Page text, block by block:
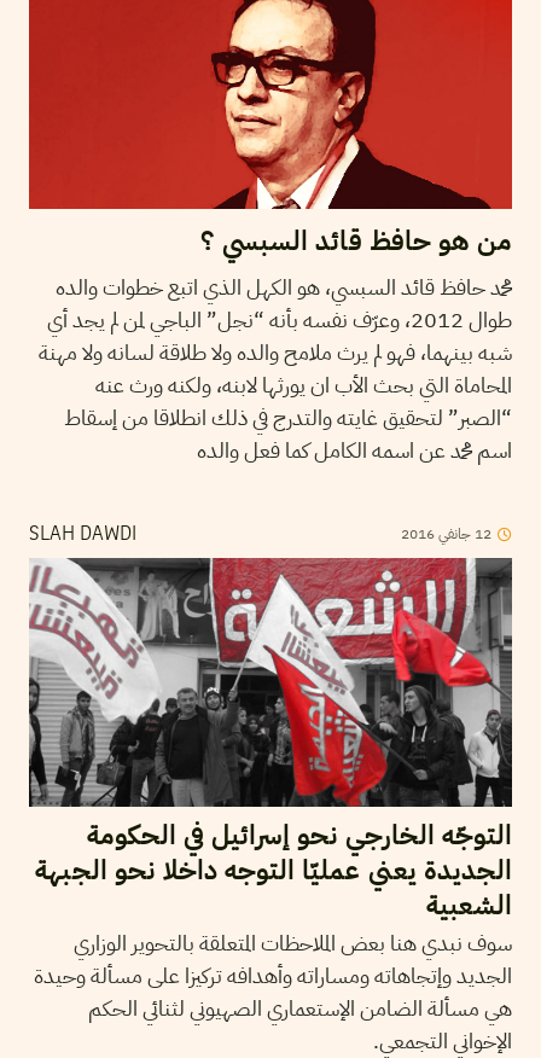
من هو حافظ قائد السبسي ؟
محمد حافظ قائد السبسي، هو الكهل الذي اتبع خطوات والده
طوال 2012، وعرّف نفسه بأنه “نجل” الباجي لمن لم يجد أي
شبه بينهما، فهو لم يرث ملامح والده ولا طلاقة لسانه ولا مهنة
المحاماة التي بحث الأب ان يورثها لابنه، ولكنه ورث عنه
“الصبر” لتحقيق غايته والتدرج في ذلك انطلاقا من إسقاط
اسم محمد عن اسمه الكامل كما فعل والده
SLAH DAWDI 12 جانفي2016
التوجّه الخارجي نحو إسرائيل في الحكومة
الجديدة يعني عمليّا التوجه داخلا نحو الجبهة
الشعبية
سوف نبدي هنا بعض الملاحظات المتعلقة بالتحوير الوزاري
الجديد وإتجاهاته ومساراته وأهدافه تركيزا على مسألة وحيدة
هي مسألة الضامن الإستعماري الصهيوني لثنائي الحكم
الإخواني التجمعي.